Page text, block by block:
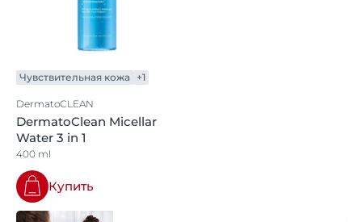
Чувствительная кожа +1
DermatoCLEAN
DermatoClean Micellar
Water 3 in 1
400 ml
Купить